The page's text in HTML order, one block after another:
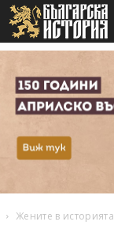
Жените в историята